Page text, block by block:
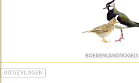
BOERENLANDVOGELS
UITGEVLOGEN